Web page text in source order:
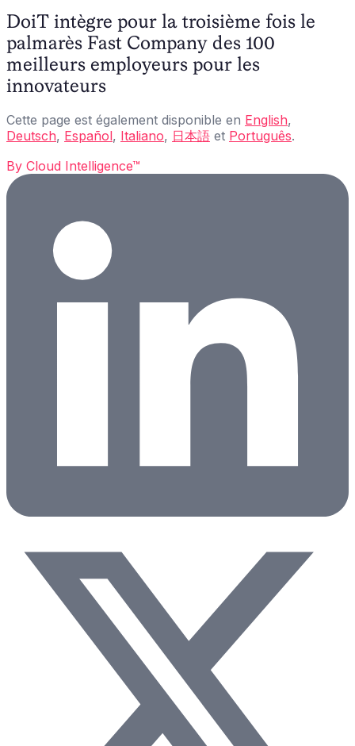
DoiT intègre pour la troisième fois le
palmarès Fast Company des 100
meilleurs employeurs pour les
innovateurs
Cette page est également disponible en English,
Deutsch, Español, Italiano, 日本語 et Português.
By Cloud Intelligence™